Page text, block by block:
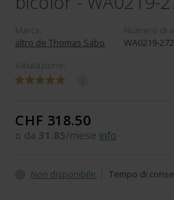
altro de Thomas Sabo
WA0219-
CHF 318.50
o da 31.85/mese info
Non disponibile Tempo di